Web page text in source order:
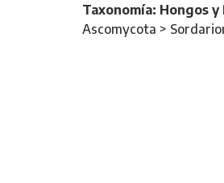
Taxonomía: Hongos
Ascomycota >